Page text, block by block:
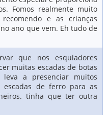
Fomos realmente muito
e as crianças
ano que vem. Eh tudo de
que nos esquiadores
muitas escadas de botas
a presenciar muitos
escadas de ferro para as
tinha que ter outra